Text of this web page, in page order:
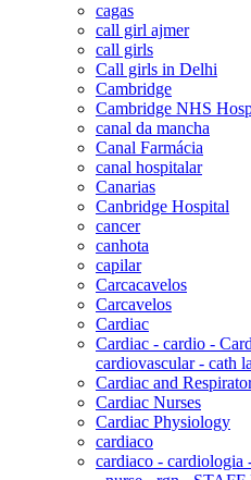
cagas
call girl ajmer
call girls
Call girls in Delhi
Cambridge
Cambridge NHS
canal da mancha
Canal Farmácia
canal hospitalar
Canarias
Canbridge Hospital
cancer
canhota
capilar
Carcacavelos
Carcavelos
Cardiac
Cardiac - cardio -
cardiovascular - cath
Cardiac and
Cardiac Nurses
Cardiac Physiology
cardiaco
cardiaco - cardiologia